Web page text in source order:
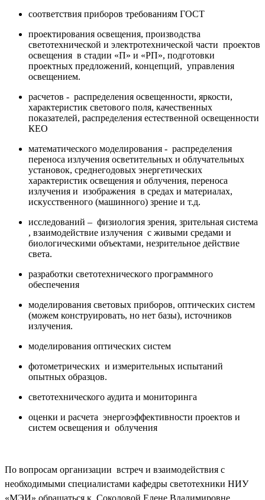
соответствия приборов требованиям ГОСТ
проектирования освещения, производства
светотехнической и электротехнической части проектов
освещения в стадии «П» и «РП», подготовки
проектных предложений, концепций, управления
освещением.
расчетов - распределения освещенности, яркости,
характеристик светового поля, качественных
показателей, распределения естественной освещенности
КЕО
математического моделирования - распределения
переноса излучения осветительных и облучательных
установок, среднегодовых энергетических
характеристик освещения и облучения, переноса
излучения и изображения в средах и материалах,
искусственного (машинного) зрение и т.д.
исследований – физиология зрения, зрительная система
, взаимодействие излучения с живыми средами и
биологическими объектами, незрительное действие
света.
разработки светотехнического программного
обеспечения
моделирования световых приборов, оптических систем
(можем конструировать, но нет базы), источников
излучения.
моделирования оптических систем
фотометрических и измерительных испытаний
опытных образцов.
светотехнического аудита и мониторинга
оценки и расчета энергоэффективности проектов и
систем освещения и облучения
По вопросам организации встреч и взаимодействия с
необходимыми специалистами кафедры светотехники НИУ